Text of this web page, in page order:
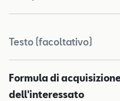
Testo (facoltativo)
Formula di
dell'interessato